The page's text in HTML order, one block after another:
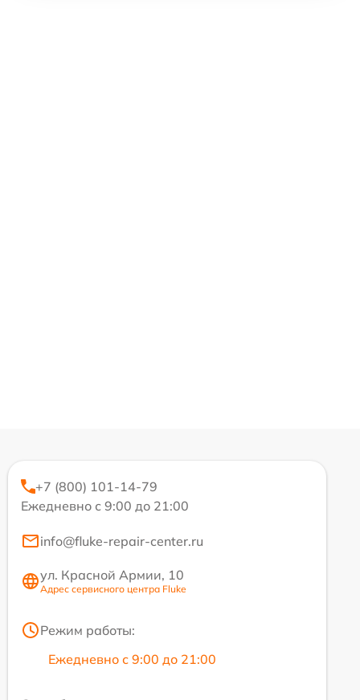
+7 (800) 101-14-79
Ежедневно с 9:00 до 21:00
info@fluke-repair-center.ru
ул. Красной Армии, 10
Адрес сервисного центра Fluke
Режим работы:
Ежедневно с 9:00 до 21:00